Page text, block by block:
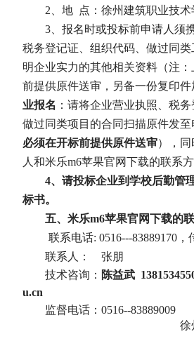
2 、地 点： 徐州建筑职业技术
3 、报名时或投标前申请人须
税务登记证、组织代码、做过同
明企业实力的其他相关资料（注
前提供原件送审，另备一份复印件
业报名 ：请将企业营业执照、税
做过同类项目的合同扫描原件发至
必须在开标前提供原件送审），
人和米乐m6苹果官网下载的联系方
4、请投标企业到学校后勤管
标书。
五、米乐m6苹果官网下载的
联系电话: 0516---83889170 ，
联系人：
张朋
技术咨询： 陈益武
u.cn
监督电话： 0516--83889009
徐